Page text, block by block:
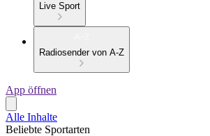
Live Sport
Radiosender von A-Z
App öffnen
Alle Inhalte
Beliebte Sportarten